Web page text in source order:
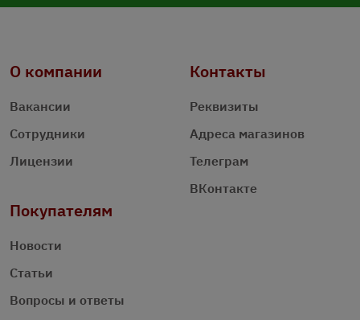
О компании
Вакансии
Сотрудники
Лицензии
Контакты
Реквизиты
Адреса магазинов
Телеграм
ВКонтакте
Покупателям
Новости
Статьи
Вопросы и ответы